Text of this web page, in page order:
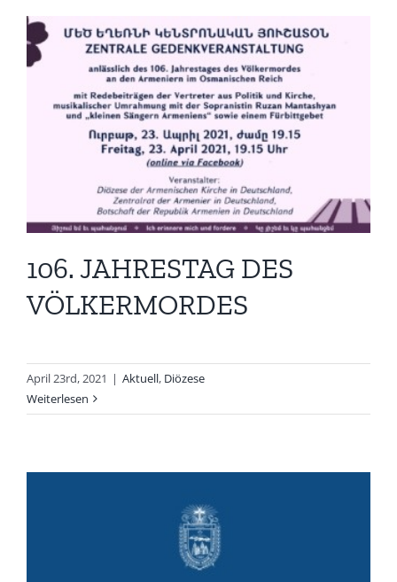
106. JAHRESTAG DES
VÖLKERMORDES
April 23rd, 2021 | Aktuell, Diözese
Weiterlesen